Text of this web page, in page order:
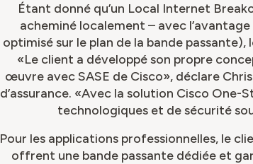
Étant donné qu’un Local Internet
acheminé localement – avec
optimisé sur le plan de la bande
«Le client a développé son propre
œuvre avec SASE de Cisco», déclare
d’assurance. «Avec la solution Cisco
technologiques et de sécurité
Pour les applications professionnelles, le
offrent une bande passante dédiée et